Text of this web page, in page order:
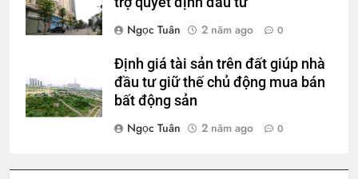
Ngọc Tuân
2 năm ago 0
Định giá tài sản trên đất giúp nhà
đầu tư giữ thế chủ động mua bán
bất động sản
Ngọc Tuân
2 năm ago 0